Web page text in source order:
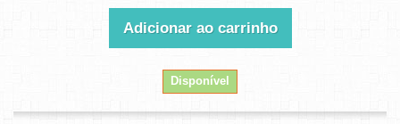
Adicionar ao carrinho
Disponível